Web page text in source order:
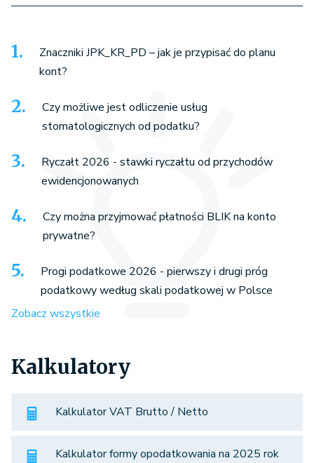
Znaczniki JPK_KR_PD – jak je przypisać do planu
kont?
Czy możliwe jest odliczenie usług
stomatologicznych od podatku?
Ryczałt 2026 - stawki ryczałtu od przychodów
ewidencjonowanych
Czy można przyjmować płatności BLIK na konto
prywatne?
Progi podatkowe 2026 - pierwszy i drugi próg
podatkowy według skali podatkowej w Polsce
Zobacz wszystkie
Kalkulatory
Kalkulator VAT Brutto / Netto
Kalkulator formy opodatkowania na 2025 rok